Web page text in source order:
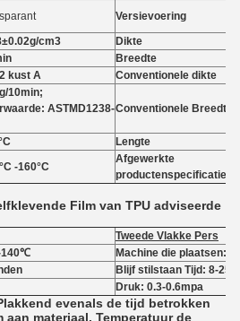
Versievoering
cm3
Dikte
Breedte
kust A
Conventionele dikte
10min;
ASTMD1238-Conventionele Breedte
Lengte
-160°C
Afgewerkte
productenspecificatie
Film van TPU adviseerde
Tweede Vlakke Pers
140℃
Machine die plaatsen:
Blijf stilstaan Tijd: 8-
Druk: 0.3-0.6mpa
evenals de tijd betrokken
materiaal. Temperatuur de